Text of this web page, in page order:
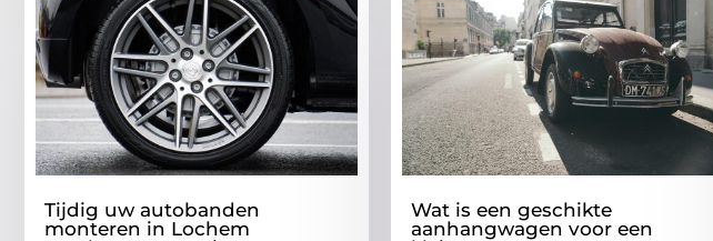
Tijdig uw autobanden
monteren in Lochem
Wat is een geschikte
aanhangwagen voor een